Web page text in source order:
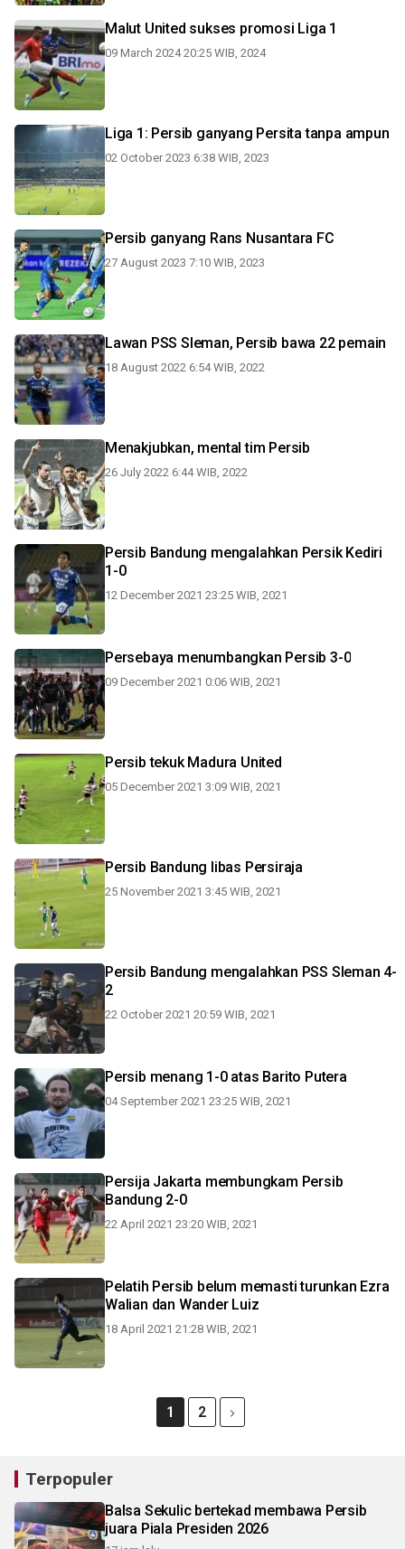
Malut United sukses promosi Liga 1
09 March 2024 20:25 WIB, 2024
Liga 1: Persib ganyang Persita tanpa ampun
02 October 2023 6:38 WIB, 2023
Persib ganyang Rans Nusantara FC
27 August 2023 7:10 WIB, 2023
Lawan PSS Sleman, Persib bawa 22 pemain
18 August 2022 6:54 WIB, 2022
Menakjubkan, mental tim Persib
26 July 2022 6:44 WIB, 2022
Persib Bandung mengalahkan Persik Kediri
1-0
12 December 2021 23:25 WIB, 2021
Persebaya menumbangkan Persib 3-0
09 December 2021 0:06 WIB, 2021
Persib tekuk Madura United
05 December 2021 3:09 WIB, 2021
Persib Bandung libas Persiraja
25 November 2021 3:45 WIB, 2021
Persib Bandung mengalahkan PSS Sleman 4-
2
22 October 2021 20:59 WIB, 2021
Persib menang 1-0 atas Barito Putera
04 September 2021 23:25 WIB, 2021
Persija Jakarta membungkam Persib
Bandung 2-0
22 April 2021 23:20 WIB, 2021
Pelatih Persib belum memasti turunkan Ezra
Walian dan Wander Luiz
18 April 2021 21:28 WIB, 2021
1 2
Terpopuler
Balsa Sekulic bertekad membawa Persib
juara Piala Presiden 2026